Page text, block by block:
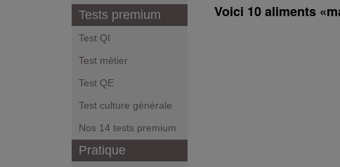
Tests premium
Test QI
Test métier
Test QE
Test culture générale
Nos 14 tests premium
Pratique
Voici 10 aliments